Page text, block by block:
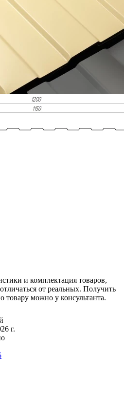
и комплектация товаров,
от реальных. Получить
можно у консультанта.
г.